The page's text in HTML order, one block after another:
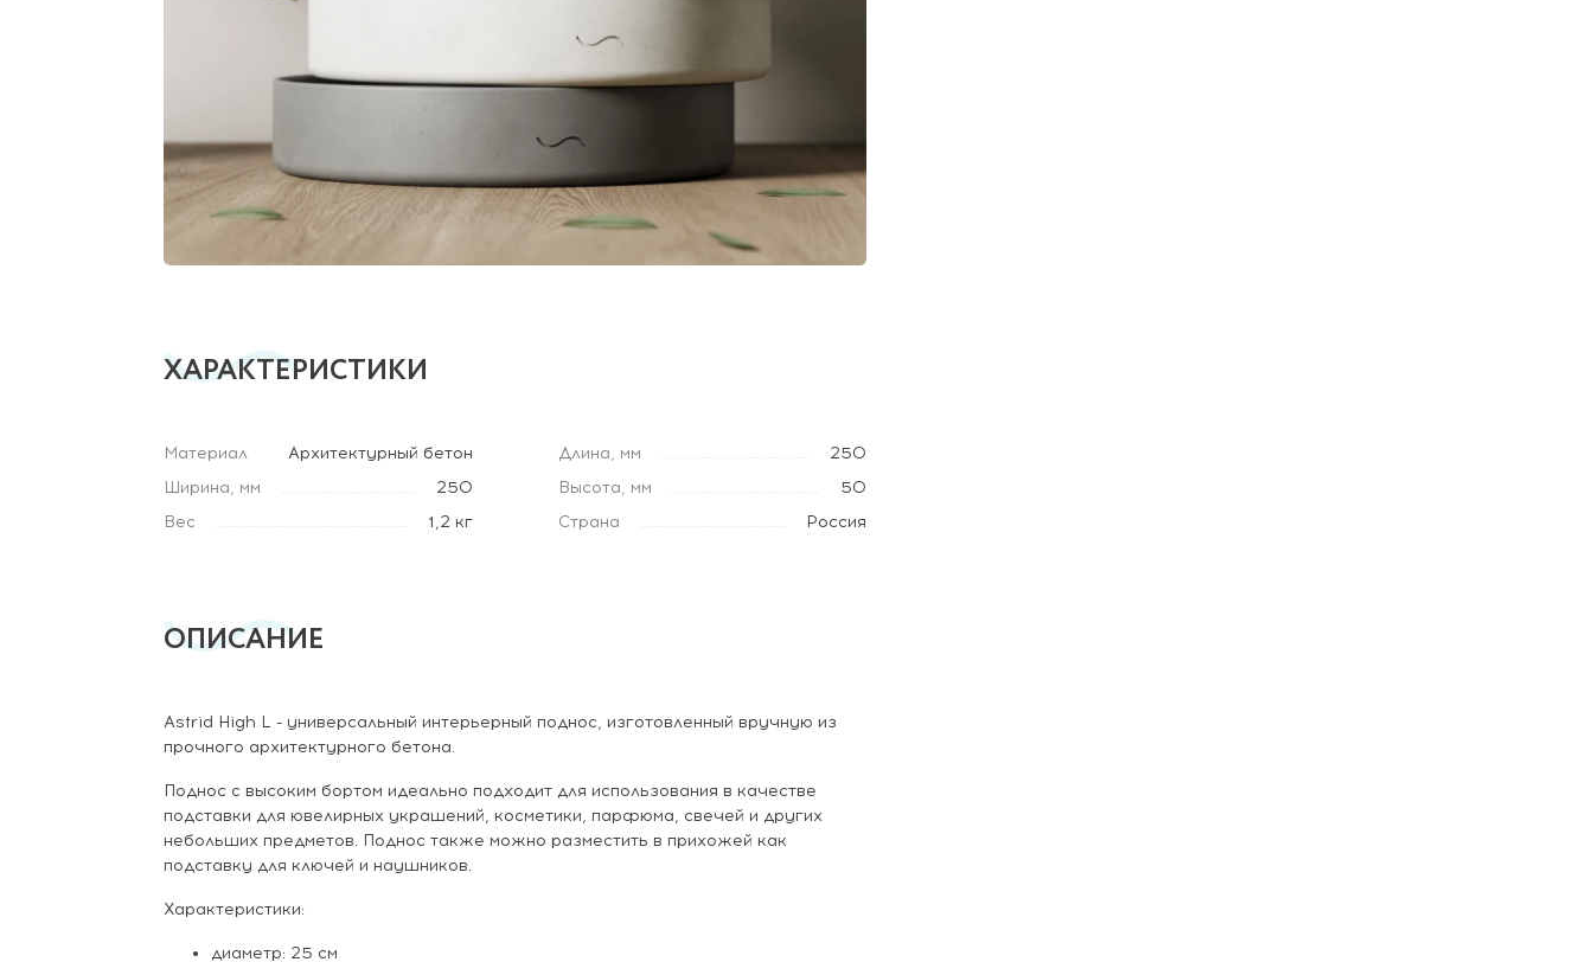
ХАРАКТЕРИСТИКИ
Материал Архитектурный бетон Длина, мм
250
Ширина, мм
250 Высота, мм
50
Вес
1,2 кг Страна Россия
ОПИСАНИЕ
Astrid High L - универсальный интерьерный поднос, изготовленный вручную из
прочного архитектурного бетона.
Поднос с высоким бортом идеально подходит для использования в качестве
подставки для ювелирных украшений, косметики, парфюма, свечей и других
небольших предметов. Поднос также можно разместить в прихожей как
подставку для ключей и наушников.
Характеристики:
диаметр: 25 см